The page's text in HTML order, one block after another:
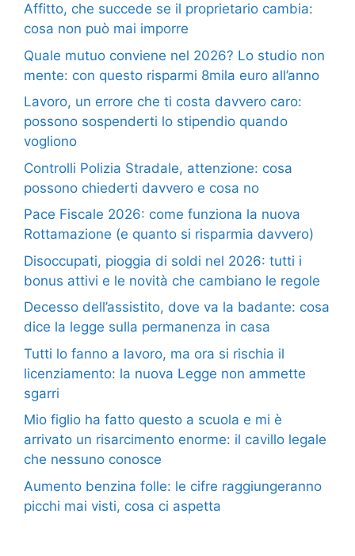
Affitto, che succede se il proprietario cambia:
cosa non può mai imporre
Quale mutuo conviene nel 2026? Lo studio non
mente: con questo risparmi 8mila euro all’anno
Lavoro, un errore che ti costa davvero caro:
possono sospenderti lo stipendio quando
vogliono
Controlli Polizia Stradale, attenzione: cosa
possono chiederti davvero e cosa no
Pace Fiscale 2026: come funziona la nuova
Rottamazione (e quanto si risparmia davvero)
Disoccupati, pioggia di soldi nel 2026: tutti i
bonus attivi e le novità che cambiano le regole
Decesso dell’assistito, dove va la badante: cosa
dice la legge sulla permanenza in casa
Tutti lo fanno a lavoro, ma ora si rischia il
licenziamento: la nuova Legge non ammette
sgarri
Mio figlio ha fatto questo a scuola e mi è
arrivato un risarcimento enorme: il cavillo legale
che nessuno conosce
Aumento benzina folle: le cifre raggiungeranno
picchi mai visti, cosa ci aspetta